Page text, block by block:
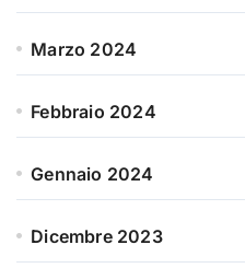
Marzo 2024
Febbraio 2024
Gennaio 2024
Dicembre 2023